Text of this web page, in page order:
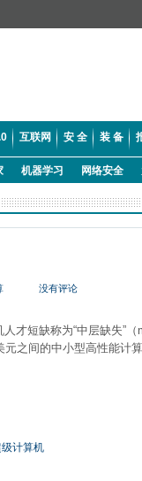
互联网 安 全 装 备
机器学习 网络安全
没有评论
人才短缺称为“中层缺失”
元之间的中小型高性能计
级计算机